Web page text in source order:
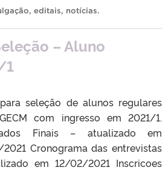
, editais, notícias.
– Aluno
1
seleção de alunos regulares
com ingresso em 2021/1.
Finais – atualizado em
Cronograma das entrevistas
em 12/02/2021 Inscricoes